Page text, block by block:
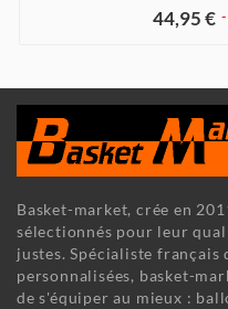
44,95 €
Basket-market, crée en
sélectionnés pour leur
justes. Spécialiste français
personnalisées, basket-
de s'équiper au mieux :